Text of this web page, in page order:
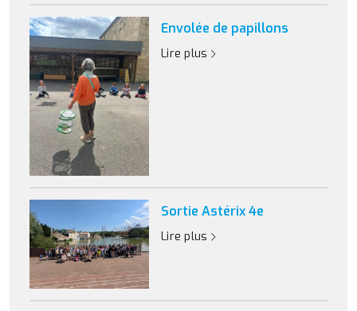
Envolée de papillons
Lire plus
Sortie Astérix 4e
Lire plus